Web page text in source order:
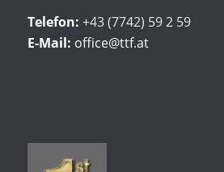
Telefon: +43 (7742) 59 2 59
E-Mail: office@ttf.at